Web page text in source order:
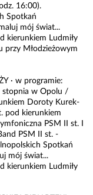
16:00).
Spotkań
mój świat...
kierunkiem Ludmiły
przy Młodzieżowym
· w programie:
stopnia w Opolu /
Doroty Kurek-
pod kierunkiem
PSM II st. I
PSM II st. -
Spotkań
mój świat...
kierunkiem Ludmiły